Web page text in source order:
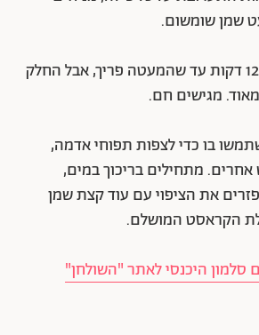
שמן שומשום.
4. אופים את הדגים 12 דקות עד שהמעטה פריך, אבל החלק
מאוד. מגישים חם.
בו כדי לצפות תפוחי אדמה,
מתחילים בריכוך במים,
את הציפוי עם עוד קצת שמן
הקראסט המושלם.
סלמון היכנסי לאתר "השולחן"